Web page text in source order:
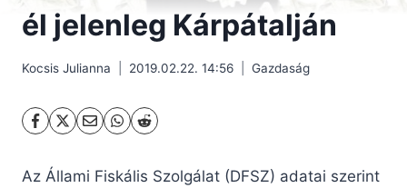
él jelenleg Kárpátalján
Kocsis Julianna 2019.02.22. 14:56 Gazdaság
Az Állami Fiskális Szolgálat (DFSZ) adatai szerint